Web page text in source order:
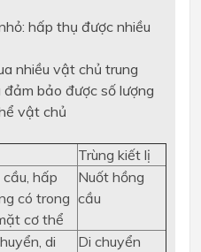
hấp thụ được nhiều
nhiều vật chủ trung
bảo được số lượng
vật chủ
Trùng kiết lị
hấp
có trong
cơ thể
Nuốt hồng
cầu
di
Di chuyển